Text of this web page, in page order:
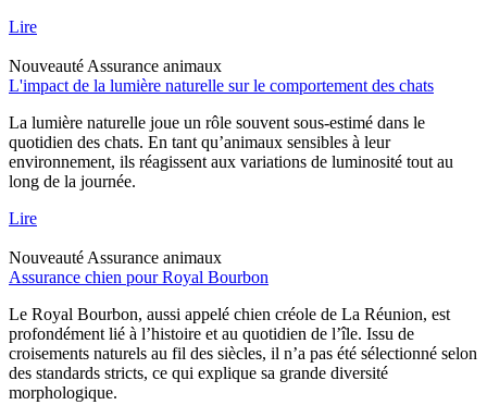
Lire
Nouveauté Assurance animaux
L'impact de la lumière naturelle sur le comportement des chats
La lumière naturelle joue un rôle souvent sous-estimé dans le
quotidien des chats. En tant qu’animaux sensibles à leur
environnement, ils réagissent aux variations de luminosité tout au
long de la journée.
Lire
Nouveauté Assurance animaux
Assurance chien pour Royal Bourbon
Le Royal Bourbon, aussi appelé chien créole de La Réunion, est
profondément lié à l’histoire et au quotidien de l’île. Issu de
croisements naturels au fil des siècles, il n’a pas été sélectionné selon
des standards stricts, ce qui explique sa grande diversité
morphologique.